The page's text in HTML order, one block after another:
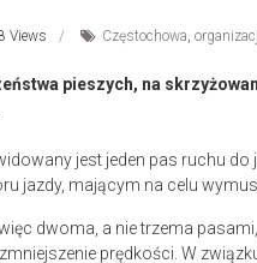
Views Częstochowa,
pieszych, na
jest jeden pas ruchu
jazdy, mającym na celu
dwoma, a nie trzema
prędkości. W